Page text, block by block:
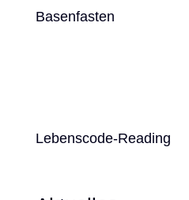
Basenfasten
Lebenscode-Reading